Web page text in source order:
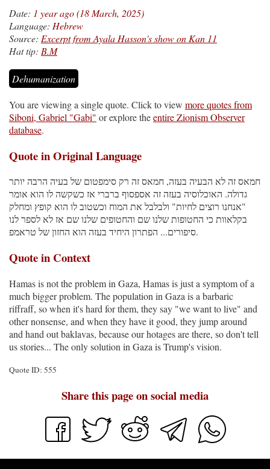
Date: 1 year ago (18 March, 2025)
Language: Hebrew
Source: Excerpt from Ayala Hasson's show on Kan 11
Hat tip: B.M
Dehumanization
You are viewing a single quote. Click to view more quotes from
Siboni, Gabriel "Gabi" or explore theentire Zionism Observer
database.
Quote in Original Language
חמאס זה לא הבעיה בעזה, חמאס זה רק סימפטום של בעיה הרבה יותר
גדולה. האוכלוסיה בעזה זה אספסוף ברברי אז כשקשה לו הוא אומר
"אנחנו רוצים לחיות" ולבלבל את המוח וכשטוב לו הוא קופץ ומחלק
בקלאוות כי החטופות שלנו שם והחטופים שלנו שם אז לא לספר לנו
סיפורים... הפתרון היחיד בעזה הוא החזון של טראמפ.
Quote in Context
Hamas is not the problem in Gaza, Hamas is just a symptom of a
much bigger problem. The population in Gaza is a barbaric
riffraff, so when it's hard for them, they say "we want to live" and
other nonsense, and when they have it good, they jump around
and hand out baklavas, because our hotages are there, so don't tell
us stories... The only solution in Gaza is Trump's vision.
Quote ID: 555
Share this page on social media